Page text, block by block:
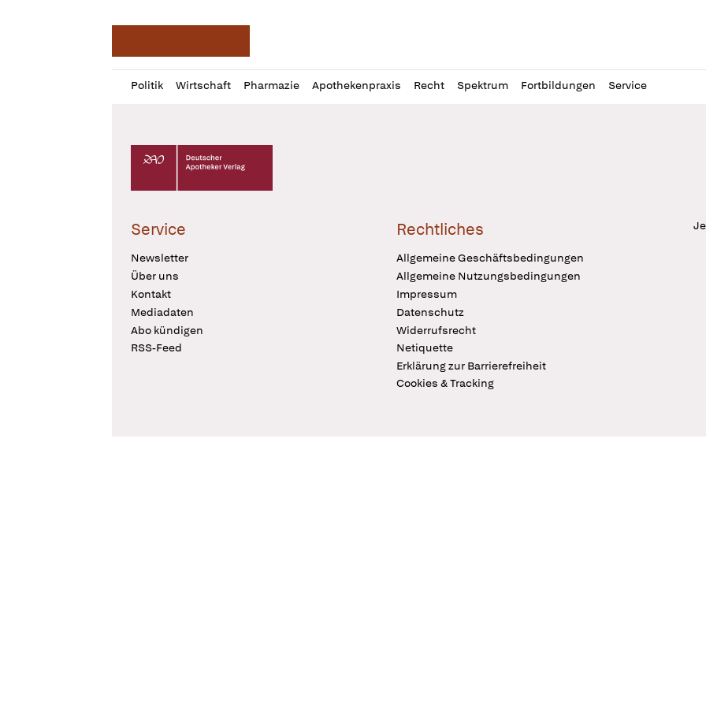
Politik Wirtschaft Pharmazie Apothekenpraxis Recht Spektrum Fortbildungen Service
Profil
öffnen
Daz
Pur
Deutscher Apotheker Verlag Logo
Service
Newsletter
Über uns
Kontakt
Mediadaten
Abo kündigen
RSS-Feed
Rechtliches
Allgemeine Geschäftsbedingungen
Allgemeine Nutzungsbedingungen
Impressum
Datenschutz
Widerrufsrecht
Netiquette
Erklärung zur Barrierefreiheit
Cookies & Tracking